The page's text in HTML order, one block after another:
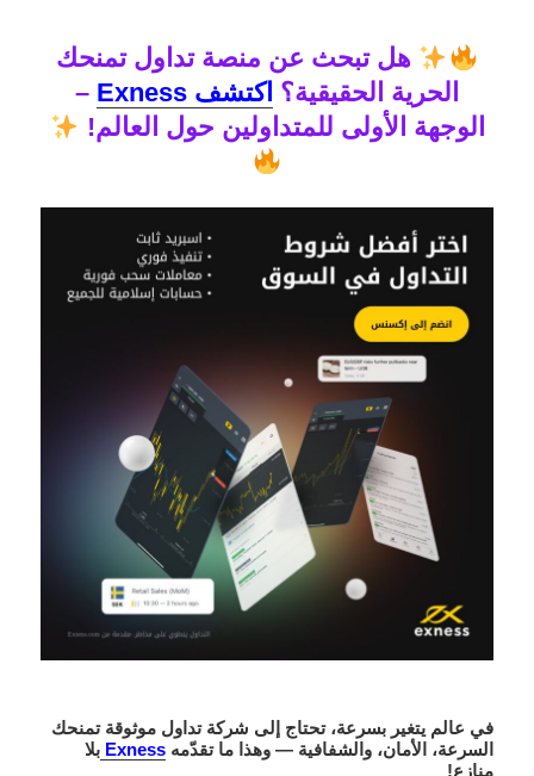
هل تبحث عن منصة تداول تمنحك
الحرية الحقيقية؟ اكتشف Exness
–
الوجهة الأولى للمتداولين حول العالم!
في عالم يتغير بسرعة، تحتاج إلى شركة تداول موثوقة تمنحك
السرعة، الأمان، والشفافية — وهذا ما تقدّمهExness بلا
منازع!